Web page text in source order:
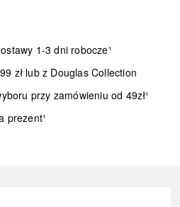
1-3 dni robocze¹
zł lub z Douglas Collection
przy zamówieniu od 49zł¹
prezent¹